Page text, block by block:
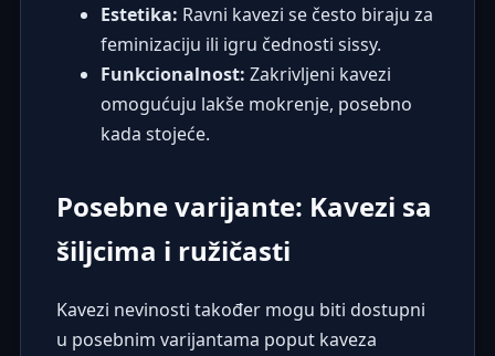
Estetika: Ravni kavezi se često biraju za
feminizaciju ili igru čednosti sissy.
Funkcionalnost: Zakrivljeni kavezi
omogućuju lakše mokrenje, posebno
kada stojeće.
Posebne varijante: Kavezi sa
šiljcima i ružičasti
Kavezi nevinosti također mogu biti dostupni
u posebnim varijantama poput kaveza